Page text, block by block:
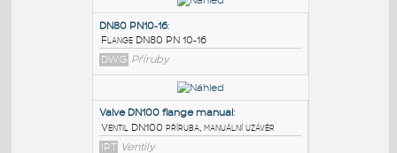
PODOBNÉ BLOKY: